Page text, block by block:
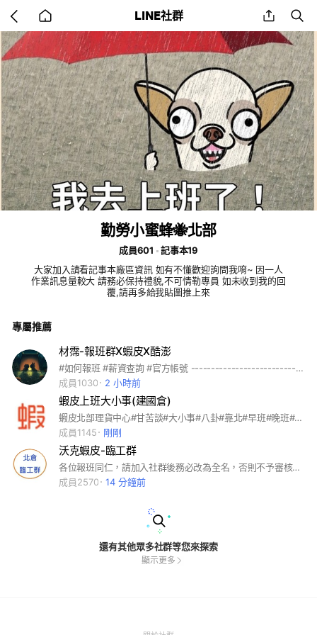
back
to
home
LINE社群 share
勤勞小蜜蜂🐝北部
成員601
記事本19
大家加入請看記事本廠區資訊 如有不懂歡迎詢問我唷~ 因一人
作業訊息量較大 請務必保持禮貌,不可情勒專員 如未收到我的回
覆,請再多給我貼圖推上來
專屬推薦
材霈-報班群X蝦皮X酷澎
#如何報班 #薪資查詢 #官方帳號 --------------------------------- #酷澎介紹 #酷澎薪資 #酷澎報班 --------------------------------- #蝦皮介紹 #蝦皮薪資 #蝦皮報班
成員1030
2 小時前
蝦皮上班大小事(建國倉)
蝦皮北部理貨中心#甘苦談#大小事#八卦#靠北#早班#晚班#大夜班
成員1145
剛剛
沃克蝦皮-臨工群
各位報班同仁，請加入社群後務必改為全名，否則不予審核報班。
成員2570
14 分鐘前
還有其他眾多社群等您來探索
顯示更多